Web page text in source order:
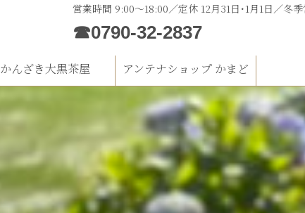
営業時間 9:00～18:00／定休 12月31日･1月1日／冬
☎0790-32-2837
かんざき大黒茶屋 アンテナショップ かまど